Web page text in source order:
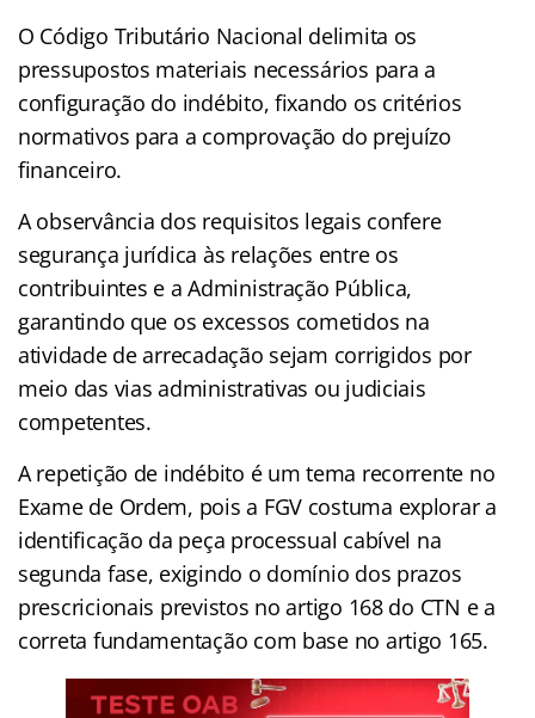
O Código Tributário Nacional delimita os
pressupostos materiais necessários para a
configuração do indébito, fixando os critérios
normativos para a comprovação do prejuízo
financeiro.
A observância dos requisitos legais confere
segurança jurídica às relações entre os
contribuintes e a Administração Pública,
garantindo que os excessos cometidos na
atividade de arrecadação sejam corrigidos por
meio das vias administrativas ou judiciais
competentes.
A repetição de indébito é um tema recorrente no
Exame de Ordem, pois a FGV costuma explorar a
identificação da peça processual cabível na
segunda fase, exigindo o domínio dos prazos
prescricionais previstos no artigo 168 do CTN e a
correta fundamentação com base no artigo 165.